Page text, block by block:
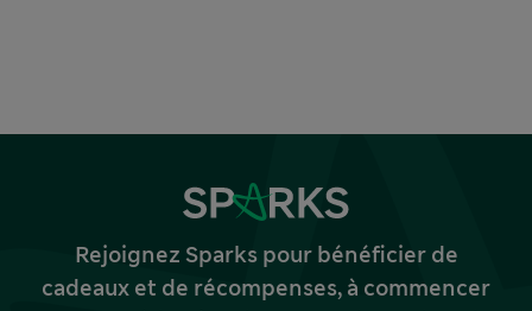
Rejoignez Sparks pour bénéficier de
cadeaux et de récompenses, à commencer